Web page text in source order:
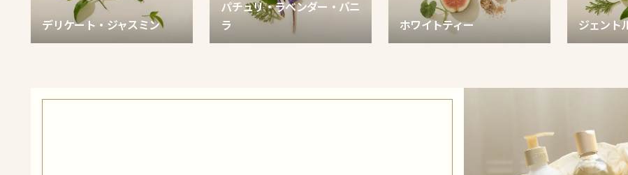
デリケート・ジャスミン
パチュリ・ラベンダー・バニ
ラ
ホワイトティー ジェント